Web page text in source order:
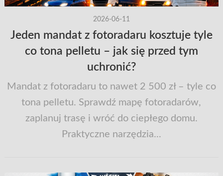
2026-06-11
Jeden mandat z fotoradaru kosztuje tyle
co tona pelletu – jak się przed tym
uchronić?
Mandat z fotoradaru to nawet 2 500 zł – tyle co
tona pelletu. Sprawdź mapę fotoradarów,
zaplanuj trasę i wróć do ciepłego domu.
Praktyczne narzędzia...